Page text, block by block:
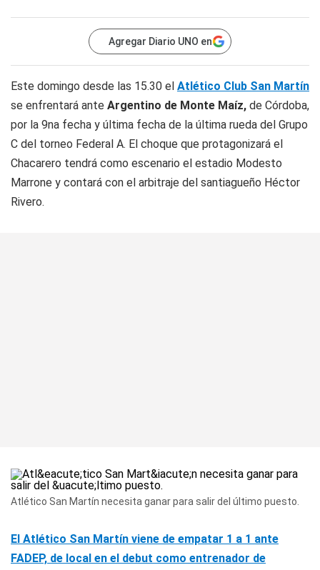
Agregar Diario UNO en
Este domingo desde las 15.30 el Atlético Club San Martín
se enfrentará ante Argentino de Monte Maíz, de Córdoba,
por la 9na fecha y última fecha de la última rueda del Grupo
C del torneo Federal A. El choque que protagonizará el
Chacarero tendrá como escenario el estadio Modesto
Marrone y contará con el arbitraje del santiagueño Héctor
Rivero.
Atlético San Martín necesita ganar para salir del último puesto.
El Atlético San Martín viene de empatar 1 a 1 ante
FADEP, de local en el debut como entrenador de